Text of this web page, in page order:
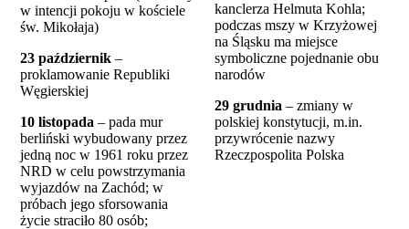
w intencji pokoju w kościele
św. Mikołaja)
23 październik –
proklamowanie Republiki
Węgierskiej
10 listopada – pada mur
berliński wybudowany przez
jedną noc w 1961 roku przez
NRD w celu powstrzymania
wyjazdów na Zachód; w
próbach jego sforsowania
życie straciło 80 osób;
kanclerza Helmuta Kohla;
podczas mszy w Krzyżowej
na Śląsku ma miejsce
symboliczne pojednanie obu
narodów
29 grudnia – zmiany w
polskiej konstytucji, m.in.
przywrócenie nazwy
Rzeczpospolita Polska